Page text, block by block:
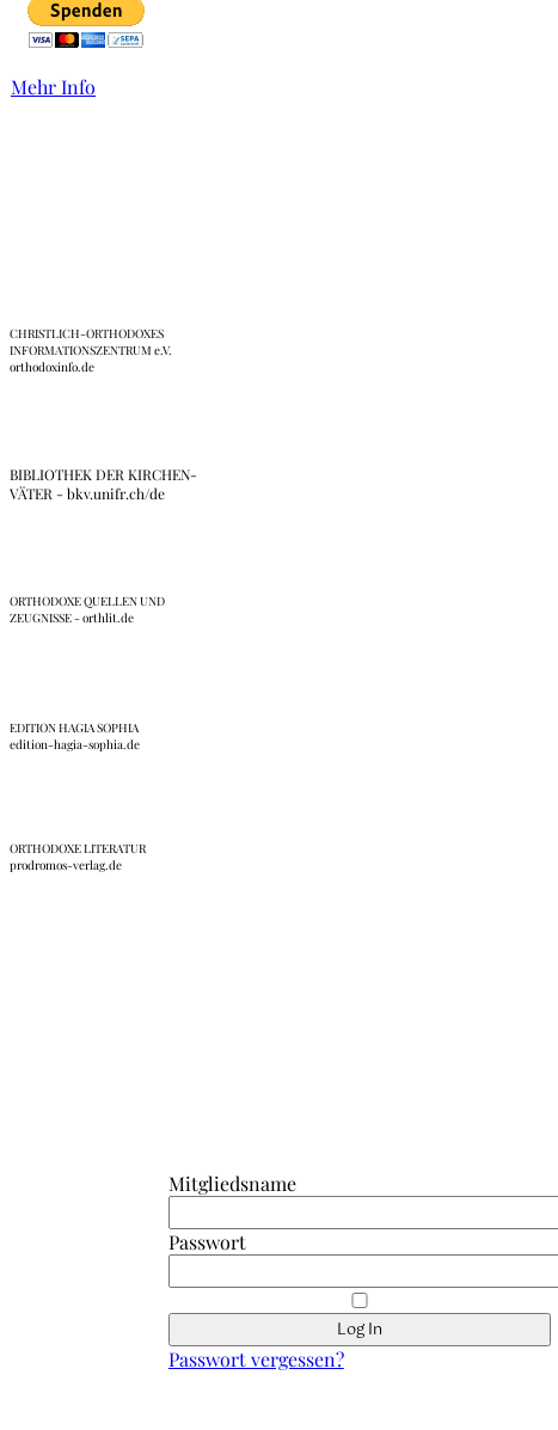
Mehr Info
CHRISTLICH-ORTHODOXES
INFORMATIONSZENTRUM e.V.
orthodoxinfo.de
BIBLIOTHEK DER KIRCHEN-
VÄTER - bkv.unifr.ch/de
ORTHODOXE QUELLEN UND
ZEUGNISSE - orthlit.de
EDITION HAGIA SOPHIA
edition-hagia-sophia.de
ORTHODOXE LITERATUR
prodromos-verlag.de
Mitgliedsname
Passwort
Passwort vergessen?